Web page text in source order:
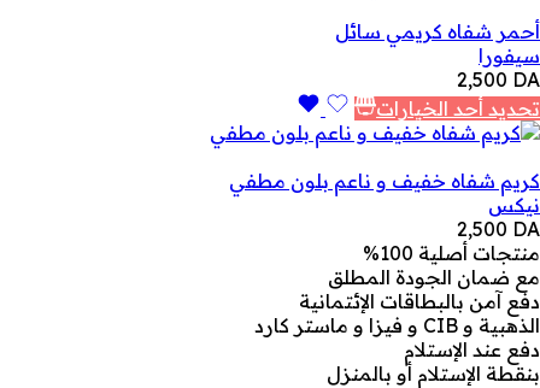
أحمر شفاه كريمي سائل
سيفورا
2,500 DA
تحديد أحد الخيارات
كريم شفاه خفيف و ناعم بلون مطفي
نيكس
2,500 DA
منتجات أصلية 100%
مع ضمان الجودة المطلق
دفع آمن بالبطاقات الإئتمانية
الذهبية و CIB و فيزا و ماستر كارد
دفع عند الإستلام
بنقطة الإستلام أو بالمنزل